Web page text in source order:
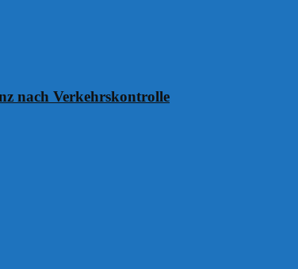
nach Verkehrskontrolle